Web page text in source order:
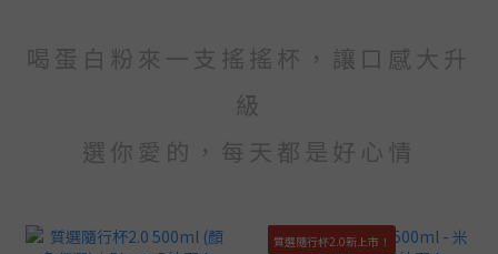
喝蛋白粉來一支搖搖杯，讓口感大升
級
選你愛的，每天都是好心情
質選隨行杯2.0新上市！